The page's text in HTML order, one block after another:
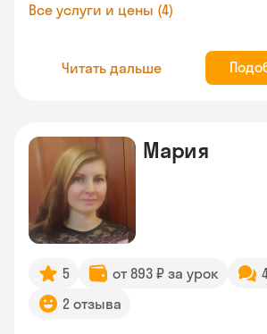
Все услуги и цены (4)
Читать дальше
Мария
5 от 893 ₽ за урок
2 отзыва